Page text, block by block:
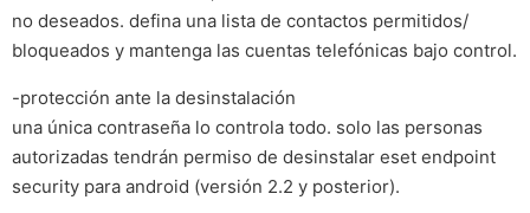
no deseados. defina una lista de contactos permitidos/
bloqueados y mantenga las cuentas telefónicas bajo control.
-protección ante la desinstalación
una única contraseña lo controla todo. solo las personas
autorizadas tendrán permiso de desinstalar eset endpoint
security para android (versión 2.2 y posterior).